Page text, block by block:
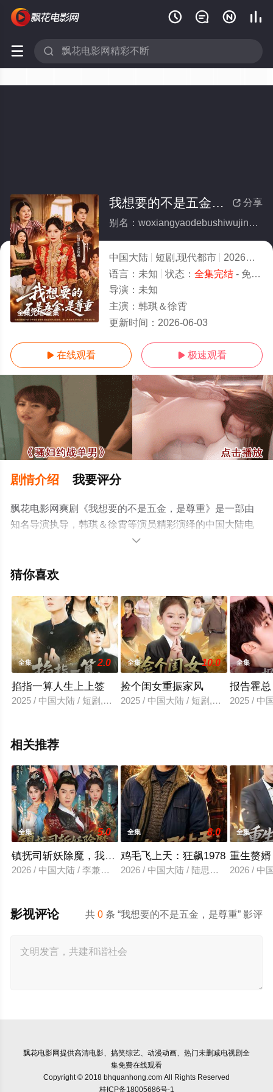
   
 
全集完结/全集
 分享
我想要的不是五金，是尊重(全集)
别名：woxiangyaodebushiwujinshizunzhong
中国大陆 短剧,现代都市 2026
5.0
语言： 未知 状态： 全集完结- 免费在线观看
导演： 未知
主演： 韩琪＆徐霄
更新时间： 2026-06-03
 在线观看  极速观看
剧情介绍 我要评分
飘花电影网爽剧《我想要的不是五金，是尊重》是一部由
知名导演执导，韩琪＆徐霄等演员精彩演绎的中国大陆电
视剧，大结局剧情已揭晓（全集完结），手机免费观看高
可移步至豆瓣电视剧、电视猫或剧情网等平台了解。

猜你喜欢
全集 2.0
掐指一算人生上上签
2025 / 中国大陆 / 短剧,现代都市
全集 10.0
捡个闺女重振家风
2025 / 中国大陆 / 短剧,古装仙侠
全集
报告霍
2025 / 中
相关推荐
全集 5.0
镇抚司斩妖除魔，我的修为无上限
2026 / 中国大陆 / 李兼任＆张婉琳
全集 8.0
鸡毛飞上天：狂飙1978
2026 / 中国大陆 / 陆思羽＆张垫
全集
重生赘
2026 / 中
共0 条 “我想要的不是五金，是尊重” 影评
影视评论
飘花电影网提供高清电影、搞笑综艺、动漫动画、热门未删减电视剧全
集免费在线观看
Copyright © 2018 bhquanhong.com All Rights Reserved
桂ICP备18005686号-1